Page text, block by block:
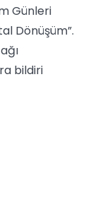
Günleri
Dönüşüm”.
bildiri